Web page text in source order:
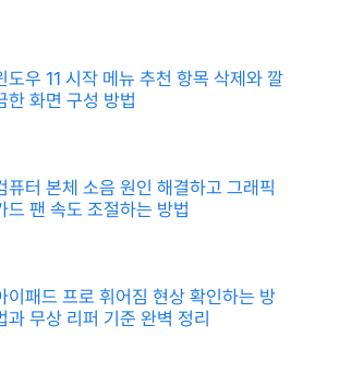
도우 11 시작 메뉴 추천 항목 삭제와 깔
한 화면 구성 방법
퓨터 본체 소음 원인 해결하고 그래픽
드 팬 속도 조절하는 방법
이패드 프로 휘어짐 현상 확인하는 방
과 무상 리퍼 기준 완벽 정리